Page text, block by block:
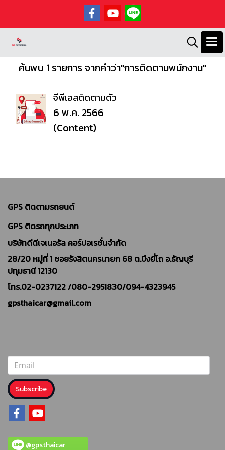
ค้นพบ 1 รายการ จากคำว่า"การติดตามพนักงาน"
จีพีเอสติดตามตัว
6 พ.ค. 2566
(Content)
GPS ติดตามรถยนต์
GPS ติดรถทุกประเภท
บริษัทดีดีเจเนอรัล คอร์ปอเรชั่นจำกัด
28/20 หมู่ที่ 1 ซอยรังสิตนครนายก 68 ต.บึงยี่โถ อ.ธัญบุรี
ปทุมธานี 12130
โทร.02-0237122 /080-2951830/094-4323945
gpsthaicar@gmail.com
Subscribe
@gpsthaicar